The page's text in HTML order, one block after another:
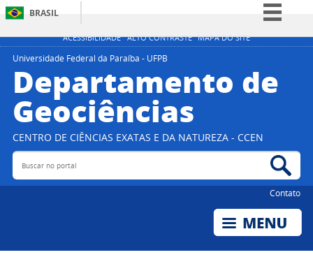
ACESSIBILIDADE ALTO CONTRASTE MAPA DO SITE
BRASIL
Simplifique!
Participe
Universidade Federal da Paraíba - UFPB
Departamento de
Geociências
CENTRO DE CIÊNCIAS EXATAS E DA NATUREZA - CCEN
Buscar no portal
Contato